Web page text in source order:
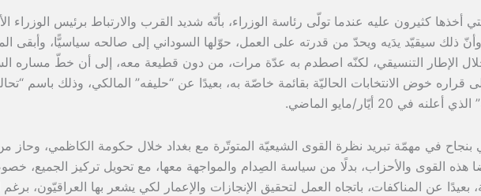
أخذها كثيرون عليه عندما تولّى رئاسة الوزراء، بأنّه شديد القرب والارتباط برئيس الوزراء
ذلك سيقيّد يدَيه ويحدّ من قدرته على العمل، حوّلها السوداني إلى صالحه سياسيًّا، وأبقى
الإطار التنسيقي، لكنّه اصطدم به عدّة مرات، من دون قطيعة معه، إلى أن خطّ مساره
قراره خوض الانتخابات الحاليّة بقائمة خاصّة به، بعيدًا عن “حليفه” المالكي، وذلك باسم
في 20 أيّار/مايو الماضي.
بنجاح في مهمّة تبريد نظرة القوى الشيعيّة المتوتّرة مع بغداد خلال حكومة الكاظمي، وحاز
هذه القوى والأحزاب، بدلًا من سياسة الصِدام والمواجهة معها، مع تحويل تركيز الجميع،
بعيدًا عن المناكفات، باتجاه العمل لتحقيق الإنجازات والإعمار لكي يشعر بها العراقيّون، برغم